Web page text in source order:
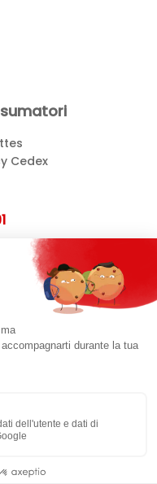
Cedex
sulla privacy